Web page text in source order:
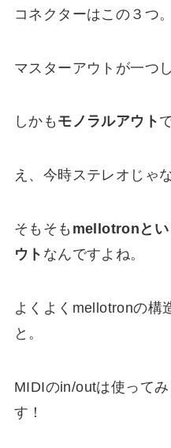
コネクターはこの３つ。
マスターアウトが一つ
しかも モノラルアウト
え、今時ステレオじゃ
そもそも mellotronとい
ウト なんですよね。
よくよくmellotronの構
と。
MIDIのin/outは使って
す！